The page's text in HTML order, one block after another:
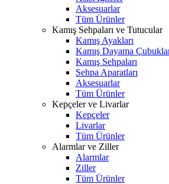
Aksesuarlar
Tüm Ürünler
Kamış Sehpaları ve Tutucular
Kamış Ayakları
Kamış Dayama
Kamış Sehpaları
Sehpa Aparatları
Aksesuarlar
Tüm Ürünler
Kepçeler ve Livarlar
Kepçeler
Livarlar
Tüm Ürünler
Alarmlar ve Ziller
Alarmlar
Ziller
Tüm Ürünler